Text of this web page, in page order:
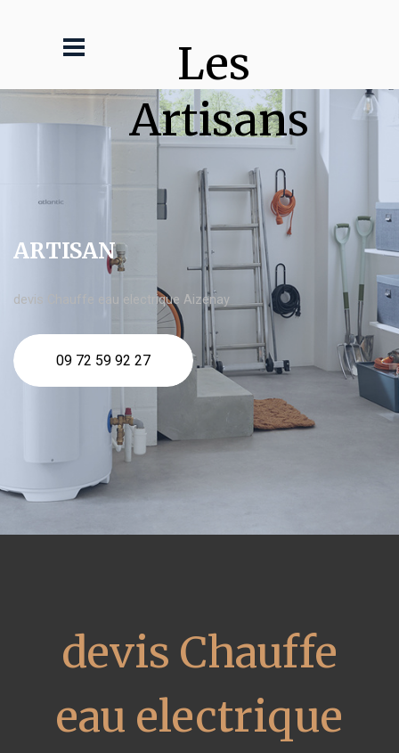
Les
Artisans
ARTISAN
devis Chauffe eau electrique Aizenay
09 72 59 92 27
devis Chauffe
eau electrique